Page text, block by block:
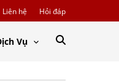
Liên hệ Hỏi đáp
Vụ